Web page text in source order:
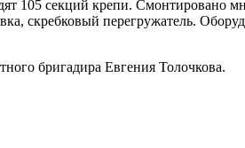
105 секций крепи. Смонтировано
скребковый перегружатель.
бригадира Евгения Толочкова.